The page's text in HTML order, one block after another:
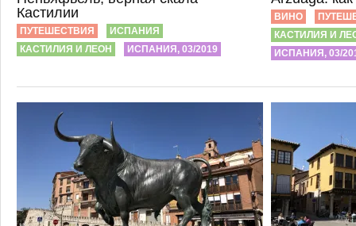
Кастилии
ПУТЕШЕСТВИЯ
ИСПАНИЯ
КАСТИЛИЯ И ЛЕОН
ИСПАНИЯ, 03/2019
ВИНО
КАСТИЛИЯ И
ИСПАНИЯ, 03/